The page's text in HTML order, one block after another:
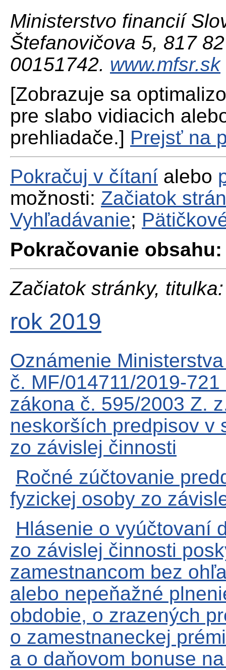
Ministerstvo financií
Štefanovičova 5, 817
00151742. www.mfsr.sk
[Zobrazuje sa
pre slabo vidiacich
prehliadače.] Prejsť na
Pokračuj v čítaní alebo
možnosti: Začiatok
Vyhľadávanie;
Pokračovanie obsahu:
Začiatok stránky, titulka:
rok 2019
Oznámenie
č. MF/014711/2019-
zákona č. 595/2003 Z.
neskorších predpisov v
zo závislej činnosti
Ročné zúčtovanie
fyzickej osoby zo
Hlásenie o vyúčtovaní
zo závislej činnosti
zamestnancom bez
alebo nepeňažné
obdobie, o zrazených
o zamestnaneckej
a o daňovom bonuse